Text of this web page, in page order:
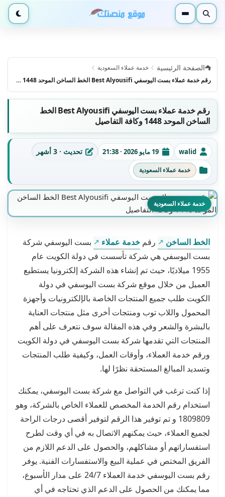
بحث القائمة الوضع
الصفحة الرئيسية
خدمة عملاء السعودية
رقم خدمة عملاء بست اليوسفي Best Alyousifi الخط الساخن الموحد 1448 وكافة التفاصيل
رقم خدمة عملاء بست اليوسفي Best Alyousifi الخط
الساخن الموحد 1448 وكافة التفاصيل
الكاتبwalid تاريخ النشر
19 مايو 2026 · 21:38 آخر تحديث
تحديث · 3 أشهر
التصنيفاتخدمة عملاء السعودية
خدمة عملاء السعودية
الخط الساخن رقم خدمة عملاء
بست اليوسفي شركة
بست اليوسفي هي شركة تأسست في دولة الكويت عام
1955 ميلاديًا، حيث تم إنشاء هذه الشركة إلكترونيا يستطيع
العميل من خلال موقع شركة بست اليوسفي في دولة
الكويت طلب جميع المنتجات الخاصة بالإلكترونيات وأجهزة
المحمول واللاب توب ومنتجات أخرى مثل منتجات العناية
بالبشرة والشعر وفي هذه المقالة سوف نتعرف على أهم
المنتجات التي تقدمها شركة بست اليوسفي في دولة الكويت
ورقم خدمة العملاء، وأوقات العمل، وكيفية طلب المنتجات
وتسديد المبالغ المستحقة نظرًا لها.
إذا كنت ترغب في التواصل مع شركة بست اليوسفي، يمكنك
استخدام رقم الخدمة المخصص للعملاء الخاص بالشركة، وهو
1809809 و تم توفير هذا الرقم لتوفير أقصى درجات الراحة
لجميع العملاء، حيث يمكنهم الاتصال به في أي وقت لطرح
استفساراتهم أو مشاكلهم، والحصول على الدعم اللازم من
الفريق المختص في عملية البيع والاستفسارات الفنية. يوفر
رقم بست اليوسفي خدمة العملاء 24/7 على مدار الأسبوع،
مما يمكنك من الحصول على الدعم الذي تحتاجه في أي